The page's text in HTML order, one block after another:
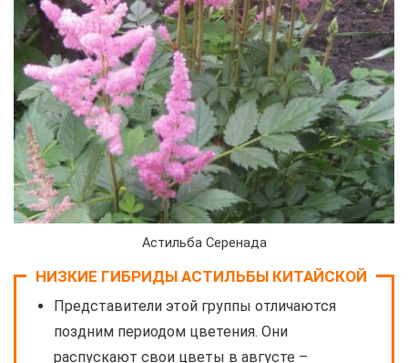
Астильба Серенада
НИЗКИЕ ГИБРИДЫ АСТИЛЬБЫ КИТАЙСКОЙ
Представители этой группы отличаются
поздним периодом цветения. Они
распускают свои цветы в августе –